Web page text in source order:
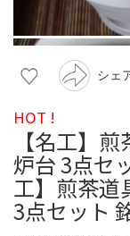
シェ
HOT !
【名工】
炉台 3点セ
工】煎茶道
3点セット